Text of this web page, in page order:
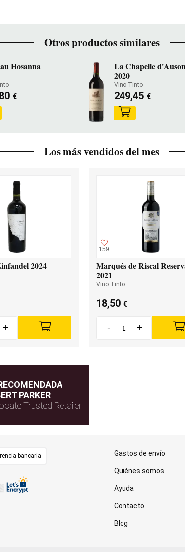
Otros productos similares
Hosanna
€
La Chapelle
2020
Vino Tinto
249,45 €
Los más vendidos del mes
2024
+
159
Marqués de Riscal
2021
Vino Tinto
18,50 €
- +
PARKER
Trusted Retailer
bancaria Gastos de envío
Quiénes somos
Ayuda
Contacto
Blog